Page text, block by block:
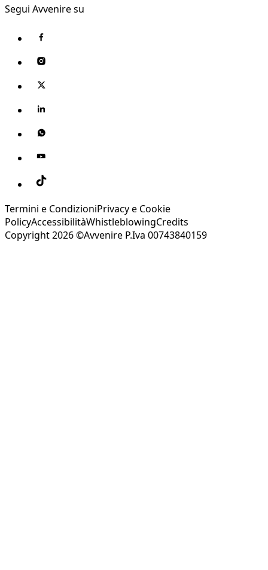
Segui Avvenire su
Termini e CondizioniPrivacy e Cookie
PolicyAccessibilitàWhistleblowingCredits
Copyright 2026 ©Avvenire P.Iva 00743840159